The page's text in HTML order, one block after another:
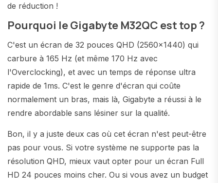
de réduction !
Pourquoi le Gigabyte M32QC est top ?
C'est un écran de 32 pouces QHD (2560x1440) qui
carbure à 165 Hz (et même 170 Hz avec
l'Overclocking), et avec un temps de réponse ultra
rapide de 1ms. C'est le genre d'écran qui coûte
normalement un bras, mais là, Gigabyte a réussi à le
rendre abordable sans lésiner sur la qualité.
Bon, il y a juste deux cas où cet écran n'est peut-être
pas pour vous. Si votre système ne supporte pas la
résolution QHD, mieux vaut opter pour un écran Full
HD 24 pouces moins cher. Ou si vous avez un budget